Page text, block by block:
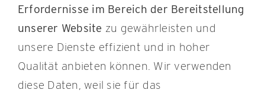
Erfordernisse im Bereich der Bereitstellung
unserer Website zu gewährleisten und
unsere Dienste effizient und in hoher
Qualität anbieten können. Wir verwenden
diese Daten, weil sie für das